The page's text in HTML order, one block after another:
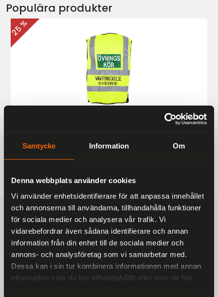
Samtycke Information Om
Denna webbplats använder cookies
Vi använder enhetsidentifierare för att anpassa innehållet
och annonserna till användarna, tillhandahålla funktioner
för sociala medier och analysera vår trafik. Vi
vidarebefordrar även sådana identifierare och annan
information från din enhet till de sociala medier och
annons- och analysföretag som vi samarbetar med.
Dessa kan i sin tur kombinera informationen med annan
information som du har tillhandahållit eller som de har
Populära produkter
25 %
187 kr
249 kr
FRAKTFRITT
På alla ordrar över 2000 kr
1-3 DAGAR LEVERANS
Inom Sverige med DHL
SÄKRA BETALNINGAR
Betalkort, Klarna eller Swish